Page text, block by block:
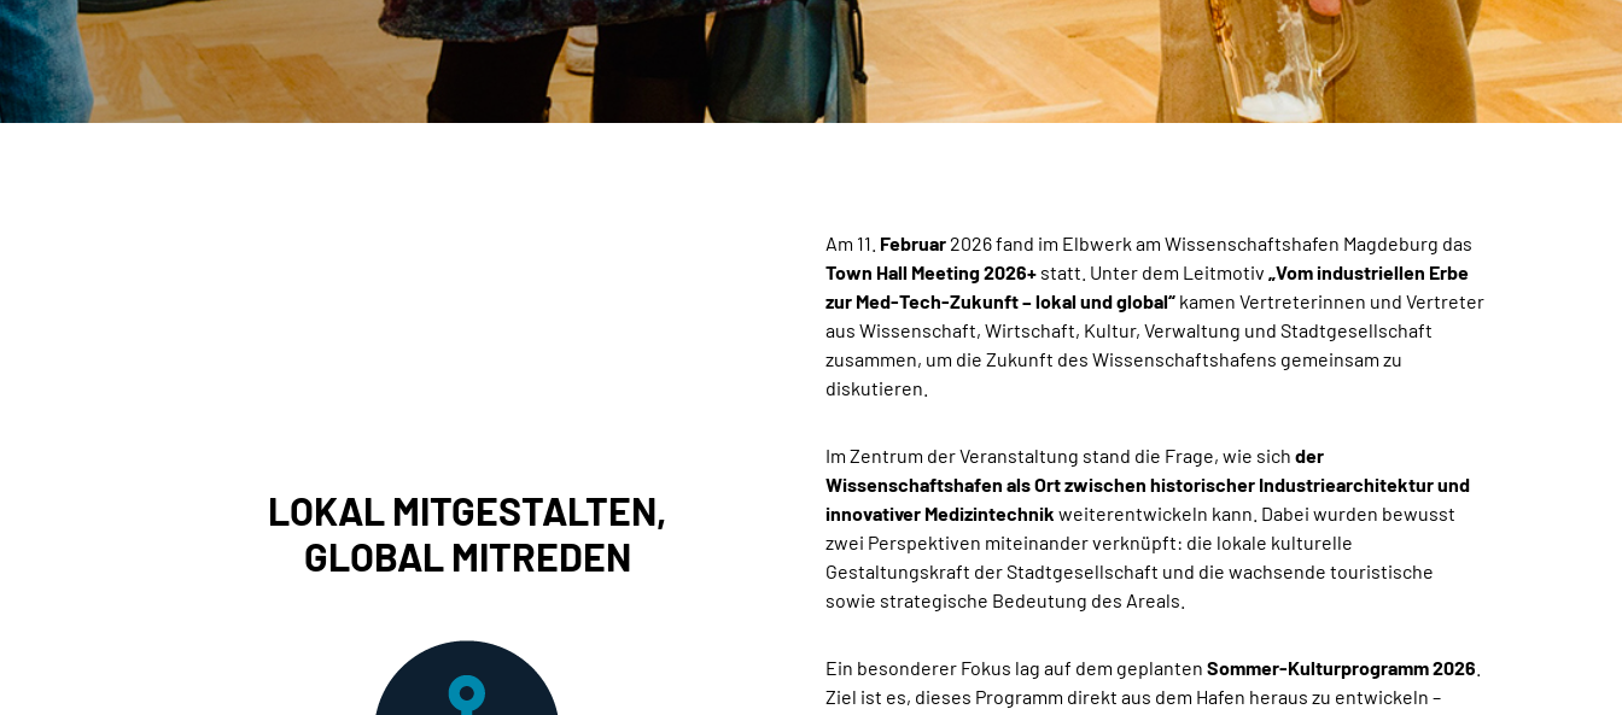
LOKAL MITGESTALTEN,
GLOBAL MITREDEN
Am 11. Februar 2026 fand im Elbwerk am Wissenschaftshafen Magdeburg das
Town Hall Meeting 2026+ statt. Unter dem Leitmotiv „Vom industriellen Erbe
zur Med-Tech-Zukunft – lokal und global“ kamen Vertreterinnen und Vertreter
aus Wissenschaft, Wirtschaft, Kultur, Verwaltung und Stadtgesellschaft
zusammen, um die Zukunft des Wissenschaftshafens gemeinsam zu
diskutieren.
Im Zentrum der Veranstaltung stand die Frage, wie sich der
Wissenschaftshafen als Ort zwischen historischer Industriearchitektur und
innovativer Medizintechnik weiterentwickeln kann. Dabei wurden bewusst
zwei Perspektiven miteinander verknüpft: die lokale kulturelle
Gestaltungskraft der Stadtgesellschaft und die wachsende touristische
sowie strategische Bedeutung des Areals.
Ein besonderer Fokus lag auf dem geplanten Sommer-Kulturprogramm 2026
Ziel ist es, dieses Programm direkt aus dem Hafen heraus zu entwickeln –